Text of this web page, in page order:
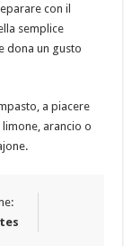
con il
semplice
dona un gusto
a piacere
arancio o